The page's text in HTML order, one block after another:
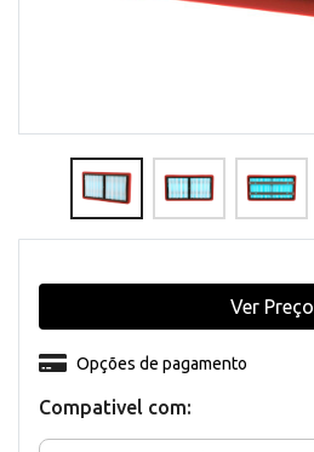
Compativel com:
Opções de pagamento
Ver Preço